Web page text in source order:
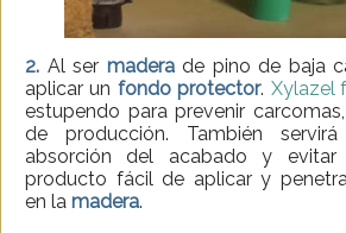
2. Al ser maderade pino de baja
aplicar un fondo protector. Xylazel
estupendo para prevenir
de producción. También
absorción del acabado y evitar
producto fácil de aplicar y
en la madera.